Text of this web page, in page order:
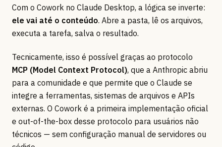
Com o Cowork no Claude Desktop, a lógica se inverte:
ele vai até o conteúdo. Abre a pasta, lê os arquivos,
executa a tarefa, salva o resultado.
Tecnicamente, isso é possível graças ao protocolo
MCP (Model Context Protocol), que a Anthropic abriu
para a comunidade e que permite que o Claude se
integre a ferramentas, sistemas de arquivos e APIs
externas. O Cowork é a primeira implementação oficial
e out-of-the-box desse protocolo para usuários não
técnicos — sem configuração manual de servidores ou